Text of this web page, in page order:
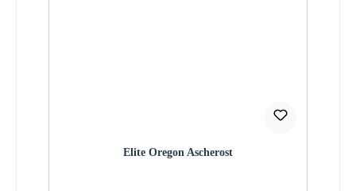
Elite Oregon Ascherost